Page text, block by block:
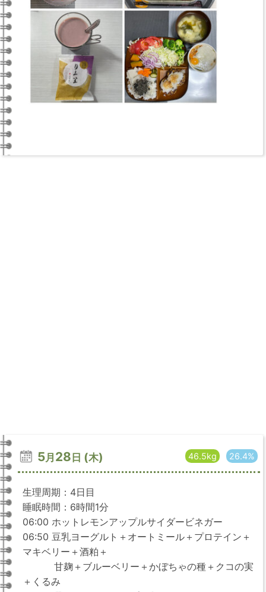
5月 28 日 (木) 46.5kg 26.4%
生理周期：4日目
睡眠時間：6時間1分
06:00 ホットレモンアップルサイダービネガー
06:50 豆乳ヨーグルト＋オートミール＋プロテイン＋
マキベリー＋酒粕＋
甘麹＋ブルーベリー＋かぼちゃの種＋クコの実
＋くるみ